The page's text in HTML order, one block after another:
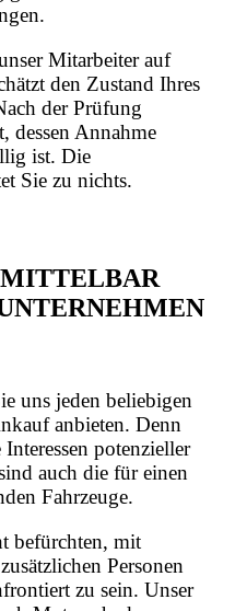
Mitarbeiter auf
den Zustand Ihres
der Prüfung
dessen Annahme
ist. Die
Sie zu nichts.
uns jeden beliebigen
anbieten. Denn
potenzieller
auch die für einen
Fahrzeuge.
befürchten, mit
Personen
zu sein. Unser